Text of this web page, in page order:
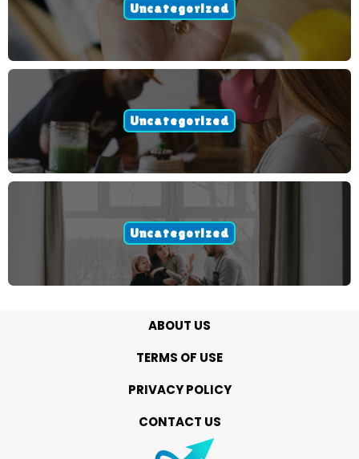
Uncategorized
Uncategorized
Uncategorized
ABOUT US
TERMS OF USE
PRIVACY POLICY
CONTACT US